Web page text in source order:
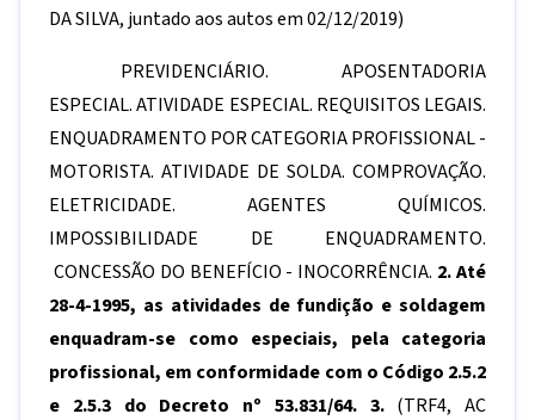
DA SILVA, juntado aos autos em 02/12/2019)
PREVIDENCIÁRIO. APOSENTADORIA
ESPECIAL. ATIVIDADE ESPECIAL. REQUISITOS LEGAIS.
ENQUADRAMENTO POR CATEGORIA PROFISSIONAL -
MOTORISTA. ATIVIDADE DE SOLDA. COMPROVAÇÃO.
ELETRICIDADE. AGENTES QUÍMICOS.
IMPOSSIBILIDADE DE ENQUADRAMENTO.
CONCESSÃO DO BENEFÍCIO - INOCORRÊNCIA. 2. Até
28-4-1995, as atividades de fundição e soldagem
enquadram-se como especiais, pela categoria
profissional, em conformidade com o Código 2.5.2
e 2.5.3 do Decreto nº 53.831/64. 3.(TRF4, AC